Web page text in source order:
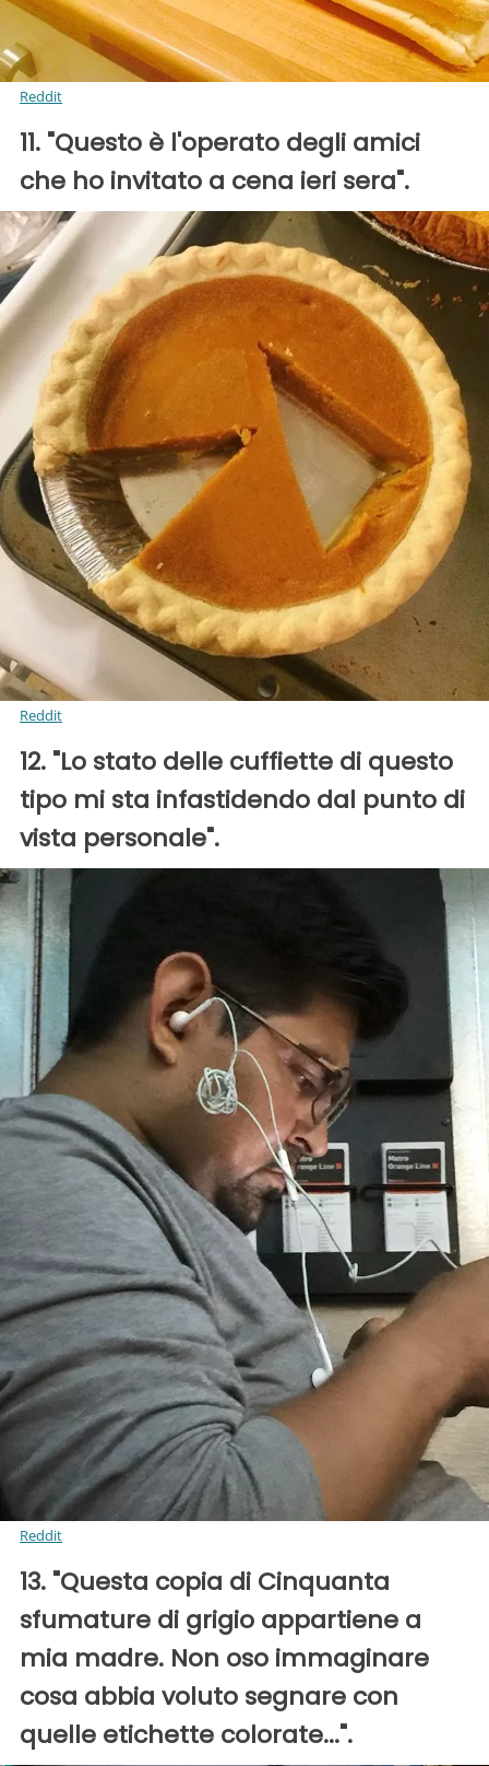
Reddit
11. "Questo è l'operato degli amici
che ho invitato a cena ieri sera".
Reddit
12. "Lo stato delle cuffiette di questo
tipo mi sta infastidendo dal punto di
vista personale".
Reddit
13. "Questa copia di Cinquanta
sfumature di grigio appartiene a
mia madre. Non oso immaginare
cosa abbia voluto segnare con
quelle etichette colorate...".